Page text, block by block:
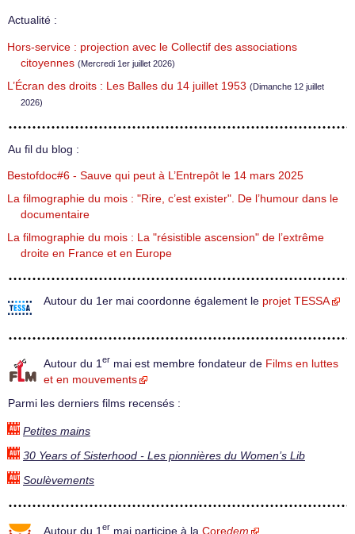
Actualité :
Hors-service : projection avec le Collectif des associations
citoyennes (Mercredi 1er juillet 2026)
L’Écran des droits : Les Balles du 14 juillet 1953 (Dimanche 12 juillet
2026)
Au fil du blog :
Bestofdoc#6 - Sauve qui peut à L’Entrepôt le 14 mars 2025
La filmographie du mois : "Rire, c’est exister". De l’humour dans le
documentaire
La filmographie du mois : La "résistible ascension" de l’extrême
droite en France et en Europe
Autour du 1er mai coordonne également le projet TESSA
Autour du 1 er mai est membre fondateur de Films en luttes
et en mouvements
Parmi les derniers films recensés :
Petites mains
30 Years of Sisterhood - Les pionnières du Women’s Lib
Soulèvements
Autour du 1 er mai participe à la Coredem